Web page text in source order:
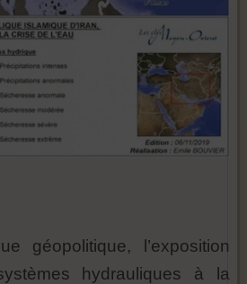
géopolitique, l’exposition
hydrauliques à la